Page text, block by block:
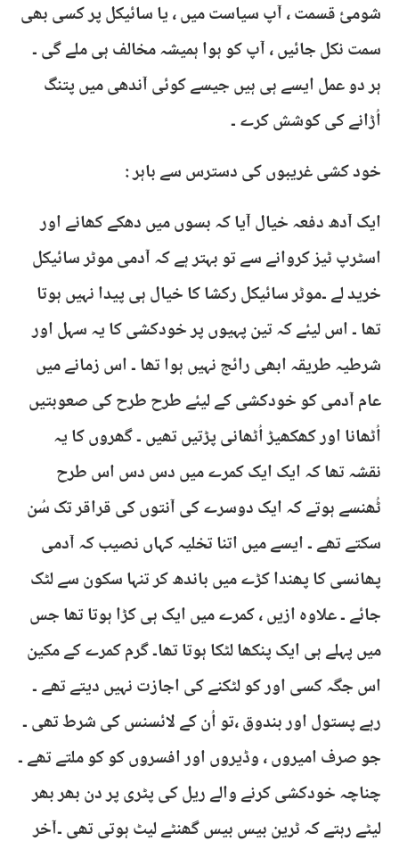
شومئ قسمت ، آپ سیاست میں ، یا سائیکل پر کسی بھی
سمت نکل جائیں ، آپ کو ہوا ہمیشہ مخالف ہی ملے گی ۔
ہر دو عمل ایسے ہی ہیں جیسے کوئی آندھی میں پتنگ
اُڑانے کی کوشش کرے ۔
خود کشی غریبوں کی دسترس سے باہر :
ایک آدھ دفعہ خیال آیا کہ بسوں میں دھکے کھانے اور
اسٹرپ ٹیز کروانے سے تو بہتر ہے کہ آدمی موٹر سائیکل
خرید لے ۔موٹر سائیکل رکشا کا خیال ہی پیدا نہیں ہوتا
تھا ۔ اس لیئے کہ تین پہیوں پر خودکشی کا یہ سہل اور
شرطیہ طریقہ ابھی رائج نہیں ہوا تھا ۔ اس زمانے میں
عام آدمی کو خودکشی کے لیئے طرح طرح کی صعوبتیں
اُٹھانا اور کھکھیڑ اُٹھانی پڑتیں تھیں ۔ گھروں کا یہ
نقشہ تھا کہ ایک ایک کمرے میں دس دس اس طرح
ٹُھنسے ہوتے کہ ایک دوسرے کی آنتوں کی قراقر تک سُن
سکتے تھے ۔ ایسے میں اتنا تخلیہ کہاں نصیب کہ آدمی
پھانسی کا پھندا کڑے میں باندھ کر تنہا سکون سے لٹک
جائے ۔ علاوہ ازیں ، کمرے میں ایک ہی کڑا ہوتا تھا جس
میں پہلے ہی ایک پنکھا لٹکا ہوتا تھا۔ گرم کمرے کے مکین
اس جگہ کسی اور کو لٹکنے کی اجازت نہیں دیتے تھے ۔
رہے پستول اور بندوق ،تو اُن کے لائسنس کی شرط تھی ۔
جو صرف امیروں ، وڈیروں اور افسروں کو کو ملتے تھے ۔
چناچہ خودکشی کرنے والے ریل کی پٹری پر دن بھر بھر
لیٹے رہتے کہ ٹرین بیس بیس گھنٹے لیٹ ہوتی تھی ۔آخر